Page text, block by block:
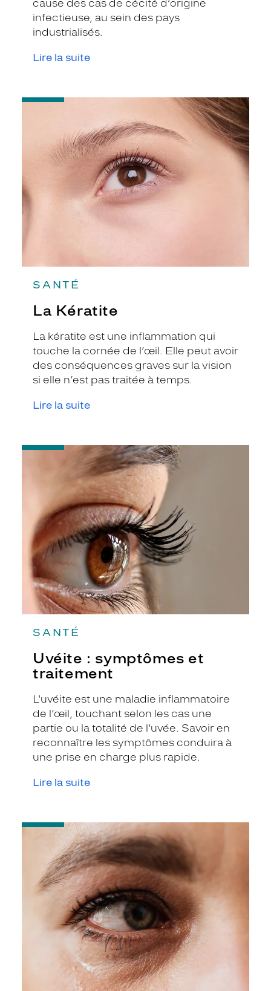
cause des cas de cécité d’origine
infectieuse, au sein des pays
industrialisés.
Lire la suite
SANTÉ
La Kératite
La kératite est une inflammation qui
touche la cornée de l’œil. Elle peut avoir
des conséquences graves sur la vision
si elle n’est pas traitée à temps.
Lire la suite
-
SANTÉ
Uvéite : symptômes et
traitement
L'uvéite est une maladie inflammatoire
de l’œil, touchant selon les cas une
partie ou la totalité de l'uvée. Savoir en
reconnaître les symptômes conduira à
une prise en charge plus rapide.
Lire la suite
-
traitement
-
conjonctivite